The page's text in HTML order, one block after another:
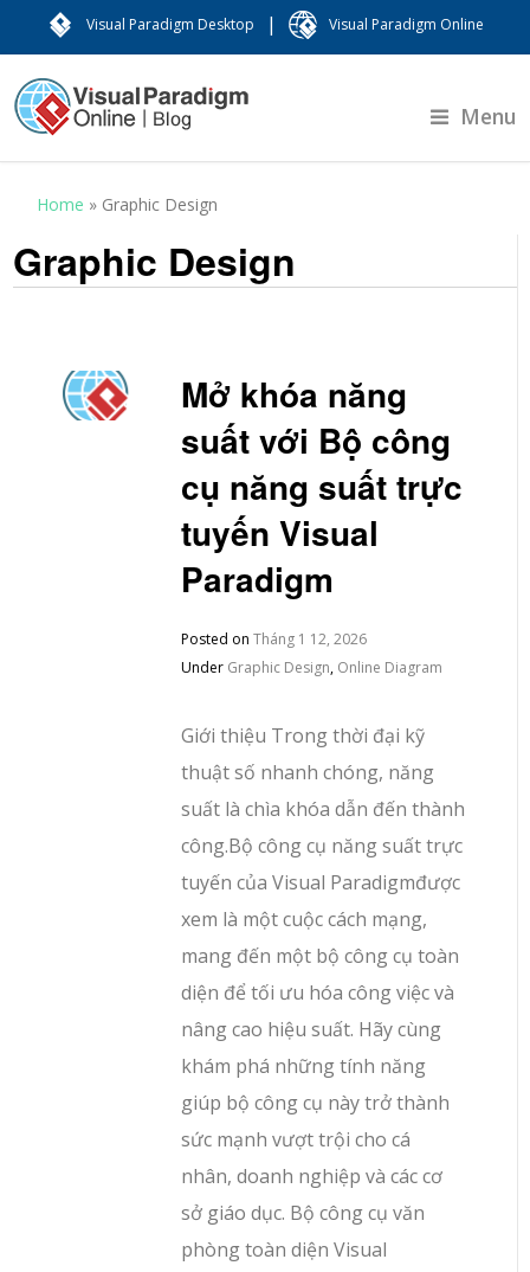
Visual Paradigm Desktop | Visual Paradigm Online
Menu
Home » Graphic Design
Graphic Design
Mở khóa năng
suất với Bộ công
cụ năng suất trực
tuyến Visual
Paradigm
Posted on Tháng 1 12, 2026
Under Graphic Design, Online Diagram
Giới thiệu Trong thời đại kỹ
thuật số nhanh chóng, năng
suất là chìa khóa dẫn đến thành
công.Bộ công cụ năng suất trực
tuyến của Visual Paradigmđược
xem là một cuộc cách mạng,
mang đến một bộ công cụ toàn
diện để tối ưu hóa công việc và
nâng cao hiệu suất. Hãy cùng
khám phá những tính năng
giúp bộ công cụ này trở thành
sức mạnh vượt trội cho cá
nhân, doanh nghiệp và các cơ
sở giáo dục. Bộ công cụ văn
phòng toàn diện Visual